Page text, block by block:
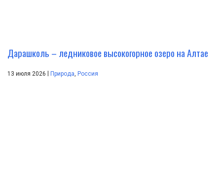
Дарашколь – ледниковое высокогорное озеро на Алтае
13 июля 2026 | Природа Россия